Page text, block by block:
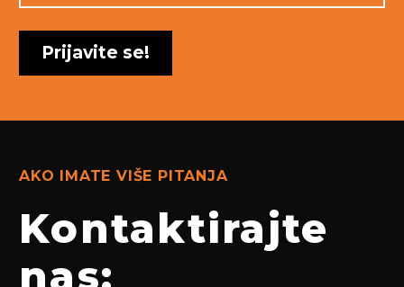
AKO IMATE VIŠE PITANJA
Kontaktirajte
nas: